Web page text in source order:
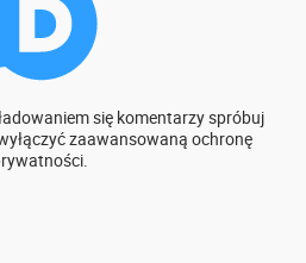
się komentarzy spróbuj
zaawansowaną ochronę